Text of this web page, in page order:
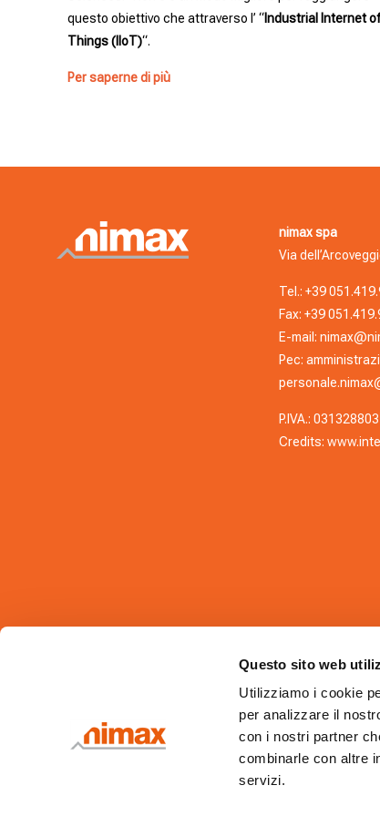
Questo sito web
Utilizziamo i cookie
per analizzare il
con i nostri partner
combinarle con altre
servizi.
questo obiettivo che attraverso l’ “Industrial Internet
Things (IIoT)“.
Per saperne di più
nimax spa
Via
Tel.: +39
Fax: +39
E-mail:
Pec:
P.IVA.:
Credits: